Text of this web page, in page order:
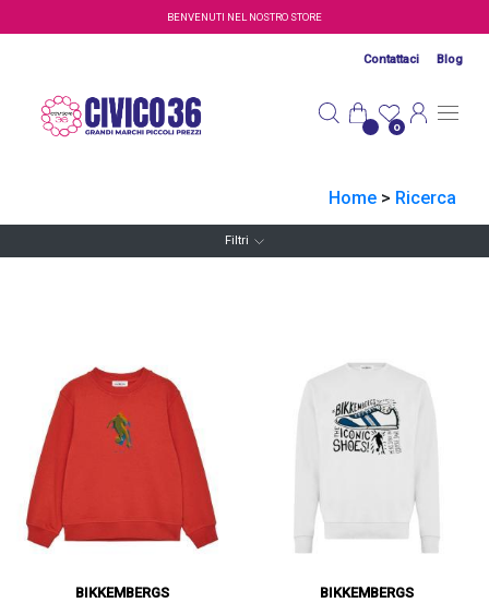
Salta al contenuto principaleBENVENUTI NEL NOSTRO STORE
Contattaci Blog
0
Home > Ricerca
Filtri
BIKKEMBERGS BIKKEMBERGS